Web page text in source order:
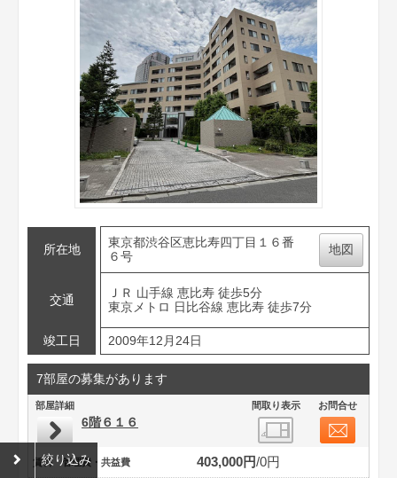
所在地
東京都渋谷区恵比寿四丁目１６番
６号
地図
交通
ＪＲ 山手線 恵比寿 徒歩5分
東京メトロ 日比谷線 恵比寿 徒歩7分
竣工日 2009年12月24日
7部屋の募集があります
部屋詳細 間取り表示 お問合せ
6階６１６
賃料・管理費・共益費 403,000円 0円
絞り込み